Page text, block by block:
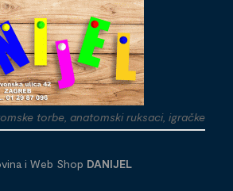
torbe, anatomski ruksaci, igračke
i Web Shop DANIJEL